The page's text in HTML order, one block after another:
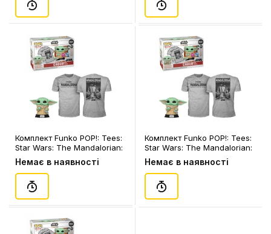
Комплект Funko POP!: Tees:
Star Wars: The Mandalorian:
Grogu w/ Cookie (XL)
(Flocked) (Special Edition),
(63624)
Немає в наявності
Комплект Funko POP!: Tees:
Star Wars: The Mandalorian:
Grogu w/ Cookie (M)
(Flocked) (Special Edition),
(63622)
Немає в наявності